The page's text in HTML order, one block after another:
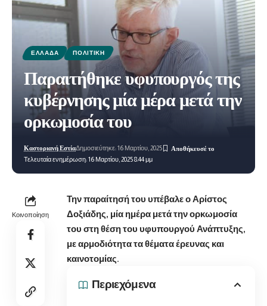
ΕΛΛΆΔΑ ΠΟΛΙΤΙΚΉ
Παραιτήθηκε υφυπουργός της
κυβέρνησης μία μέρα μετά την
ορκωμοσία του
Τελευταία ενημέρωση: 16 Μαρτίου, 2025 8:44 μμ
Καστοριανή ΕστίαΔημοσιεύτηκε: 16 Μαρτίου, 2025
Κοινοποίηση
Την παραίτησή του υπέβαλε ο Αρίστος
Δοξιάδης, μία ημέρα μετά την ορκωμοσία
του στη θέση του υφυπουργού Ανάπτυξης,
με αρμοδιότητα τα θέματα έρευνας και
καινοτομίας.
Περιεχόμενα